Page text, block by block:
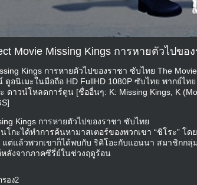
Movie Missing Kings การหายตัวไปขอ
Kings การหายตัวไปของราชา ซับไทย The
อนิเมะในมือถือ HD FullHD 1080P ซับไทย พากย์ไ
าวน์โหลดการ์ตูน [ชื่ออื่นๆ: K: Missing Kings, K
Kings การหายตัวไปของราชา ซับไทย
โกะได้ทำการค้นหามาสเตอร์ของพวกเขา “ชิโระ” โด
แต่แล้วพวกเขาก็ได้พบกับ ริคิโอะกับแอนนา สมาชิกก
ลังจากภาคซีรี่ย์ในช่วงฤดูร้อน
รอง2